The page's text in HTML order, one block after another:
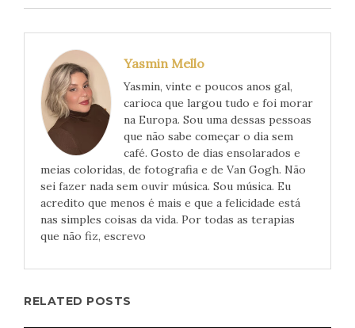
Yasmin Mello
Yasmin, vinte e poucos anos gal,
carioca que largou tudo e foi morar
na Europa. Sou uma dessas pessoas
que não sabe começar o dia sem
café. Gosto de dias ensolarados e
meias coloridas, de fotografia e de Van Gogh. Não
sei fazer nada sem ouvir música. Sou música. Eu
acredito que menos é mais e que a felicidade está
nas simples coisas da vida. Por todas as terapias
que não fiz, escrevo
RELATED POSTS